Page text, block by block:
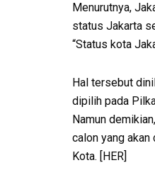
Menurutnya,
status Jakarta
“Status kota
Hal tersebut
dipilih pada
Namun
calon yang
Kota. [HER]